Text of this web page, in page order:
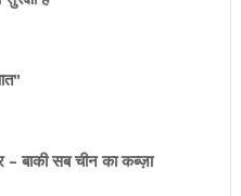
– बाकी सब चीन का कब्ज़ा